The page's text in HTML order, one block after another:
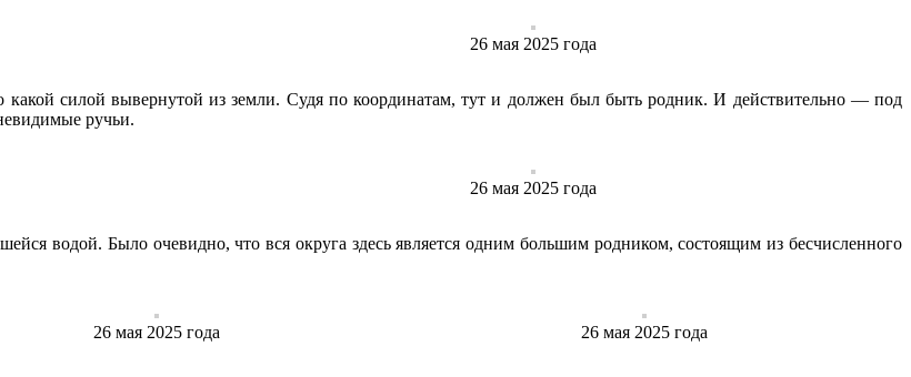
26 ‎мая ‎2025 ‎года
силой вывернутой из земли. Судя по координатам, тут и должен был быть родник. И действительно — под
ручьи.
26 ‎мая ‎2025 ‎года
водой. Было очевидно, что вся округа здесь является одним большим родником, состоящим из бесчисленного
26 ‎мая ‎2025 ‎года 26 ‎мая ‎2025 ‎года